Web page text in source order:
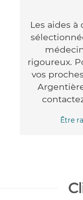
Les aides
rigoureux.
vos
Être